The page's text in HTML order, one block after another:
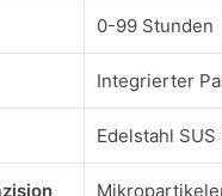
0-99 Stunden
Integrierter
Edelstahl